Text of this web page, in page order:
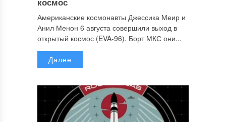
Американские космонавты Джессика Меир и
Анил Менон 6 августа совершили выход в
открытый космос (EVA-96). Борт МКС они...
Далее